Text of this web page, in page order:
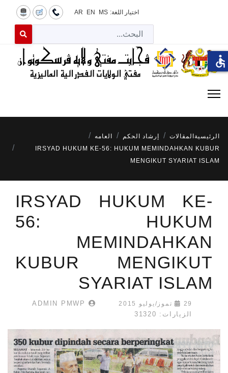
اختيار اللغة: MS
EN
AR
for results.
الرئيسية المقالات إرشاد الحكم
العامه
IRSYAD HUKUM KE-56: HUKUM MEMINDAHKAN KUBUR
MENGIKUT SYARIAT ISLAM
IRSYAD HUKUM KE-
56: HUKUM
MEMINDAHKAN
KUBUR MENGIKUT
SYARIAT ISLAM
29 تموز/يوليو 2015
الزيارات: 31320
accessible